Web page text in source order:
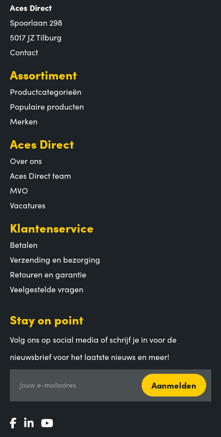
Aces Direct
Spoorlaan 298
5017 JZ Tilburg
Contact
Assortiment
Productcategorieën
Populaire producten
Merken
Aces Direct
Over ons
Aces Direct team
MVO
Vacatures
Klantenservice
Betalen
Verzending en bezorging
Retouren en garantie
Veelgestelde vragen
Stay on point
Volg ons op social media of schrijf je in voor de
nieuwsbrief voor het laatste nieuws en meer!
Jouw e-mailadres Aanmelden